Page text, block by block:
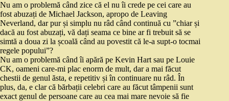
Nu am o problemă când zice că el nu îi crede pe cei care au
fost abuzați de Michael Jackson, apropo de Leaving
Neverland, dar pur și simplu nu râd când continuă cu ”chiar și
dacă au fost abuzați, vă dați seama ce bine ar fi trebuit să se
simtă a doua zi la școală când au povestit că le-a supt-o tocmai
regele popului”?
Nu am o problemă când îi apără pe Kevin Hart sau pe Louie
CK, oameni care-mi plac enorm de mult, dar a mai făcut
chestii de genul ăsta, e repetitiv și în continuare nu râd. În
plus, da, e clar că bărbații celebri care au făcut tâmpenii sunt
exact genul de persoane care au cea mai mare nevoie să fie